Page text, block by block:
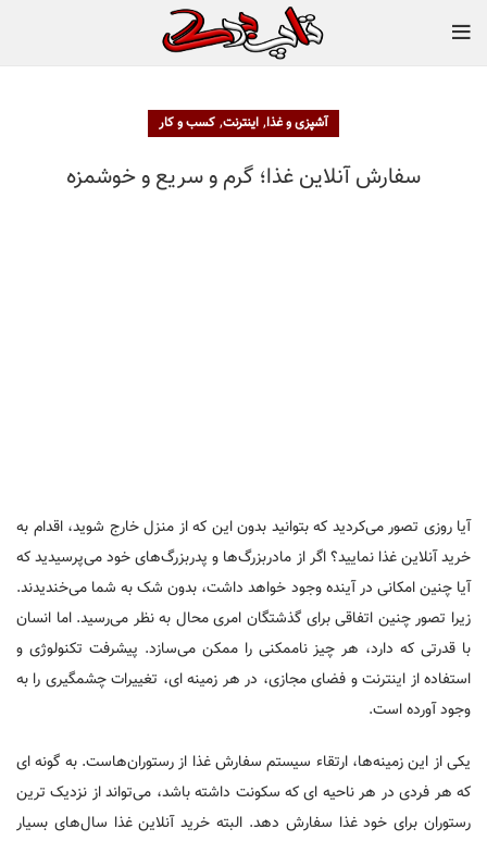
آشپزی و غذا, اینترنت, کسب و کار
سفارش آنلاین غذا؛ گرم و سریع و خوشمزه
آیا روزی تصور می‌کردید که بتوانید بدون این که از منزل خارج شوید، اقدام به
خرید آنلاین غذا نمایید؟ اگر از مادربزرگ‌ها و پدربزرگ‌های خود می‌پرسیدید که
آیا چنین امکانی در آینده وجود خواهد داشت، بدون شک به شما می‌خندیدند.
زیرا تصور چنین اتفاقی برای گذشتگان امری محال به نظر می‌رسید. اما انسان
با قدرتی که دارد، هر چیز ناممکنی را ممکن می‌سازد. پیشرفت تکنولوژی و
استفاده از اینترنت و فضای مجازی، در هر زمینه ای، تغییرات چشمگیری را به
وجود آورده است.
یکی از این زمینه‌ها، ارتقاء سیستم سفارش غذا از رستوران‌هاست. به گونه ای
که هر فردی در هر ناحیه ای که سکونت داشته باشد، می‌تواند از نزدیک ترین
رستوران برای خود غذا سفارش دهد. البته خرید آنلاین غذا سال‌های بسیار